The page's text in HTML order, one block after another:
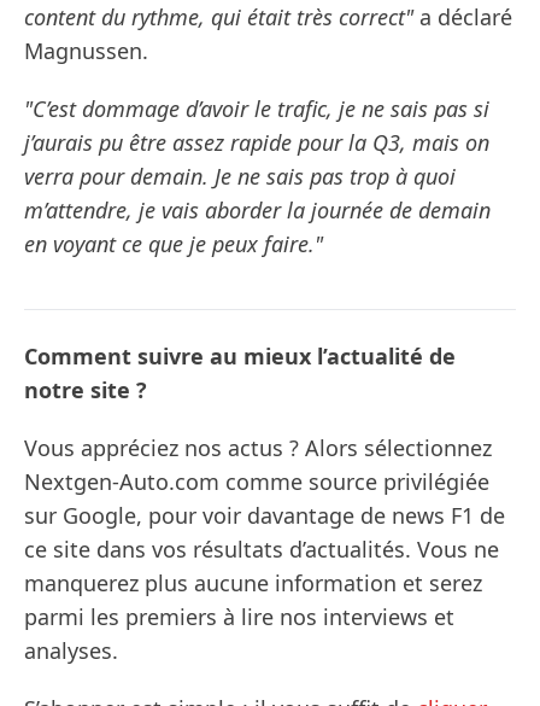
content du rythme, qui était très correct"a déclaré
Magnussen.
"C’est dommage d’avoir le trafic, je ne sais pas si
j’aurais pu être assez rapide pour la Q3, mais on
verra pour demain. Je ne sais pas trop à quoi
m’attendre, je vais aborder la journée de demain
en voyant ce que je peux faire."
Comment suivre au mieux l’actualité de
notre site ?
Vous appréciez nos actus ? Alors sélectionnez
Nextgen-Auto.com comme source privilégiée
sur Google, pour voir davantage de news F1 de
ce site dans vos résultats d’actualités. Vous ne
manquerez plus aucune information et serez
parmi les premiers à lire nos interviews et
analyses.